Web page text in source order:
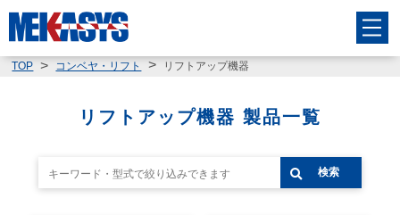
TOP コンベヤ・リフト リフトアップ機器
リフトアップ機器 製品一覧
検索